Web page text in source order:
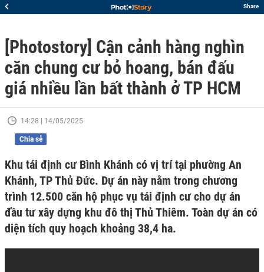
Share
[Photostory] Cận cảnh hàng nghìn
căn chung cư bỏ hoang, bán đấu
giá nhiều lần bất thành ở TP HCM
14:28 | 14/05/2025
Chia sẻ
Khu tái định cư Bình Khánh có vị trí tại phường An
Khánh, TP Thủ Đức. Dự án này nằm trong chương
trình 12.500 căn hộ phục vụ tái định cư cho dự án
đầu tư xây dựng khu đô thị Thủ Thiêm. Toàn dự án có
diện tích quy hoạch khoảng 38,4 ha.